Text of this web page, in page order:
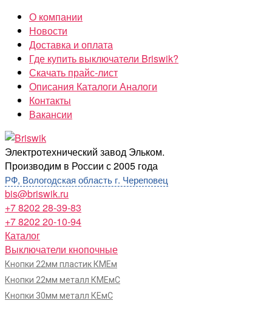
Перейти
содержимому
О компании
Новости
Доставка и оплата
Где купить выключатели Briswik?
Скачать прайс-лист
Описания Каталоги Аналоги
Контакты
Вакансии
Briswik
Электротехнический завод Эльком.
Производим в России с 2005 года
РФ, Вологодская область г. Череповец
bis@briswik.ru
+7 8202 28-39-83
+7 8202 20-10-94
Каталог
Выключатели кнопочные
Кнопки 22мм пластик КМЕм
Кнопки 22мм металл КМЕмС
Кнопки 30мм металл КЕмС